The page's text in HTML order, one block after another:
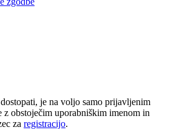
je na voljo samo prijavljenim
z obstoječim uporabniškim imenom in
za registracijo.